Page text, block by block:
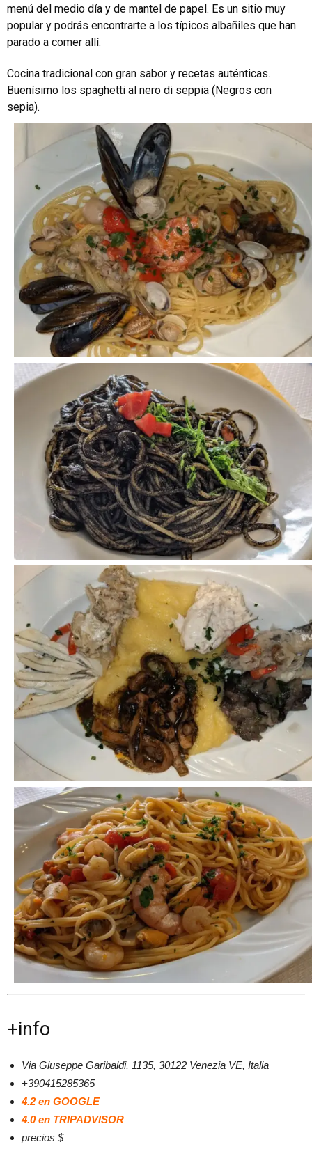
menú del medio día y de mantel de papel. Es un sitio muy
popular y podrás encontrarte a los típicos albañiles que han
parado a comer allí.
Cocina tradicional con gran sabor y recetas auténticas.
Buenísimo los spaghetti al nero di seppia (Negros con
sepia).
+info
Via Giuseppe Garibaldi, 1135, 30122 Venezia VE, Italia
+390415285365
4.2 en GOOGLE
4.0 en TRIPADVISOR
precios $